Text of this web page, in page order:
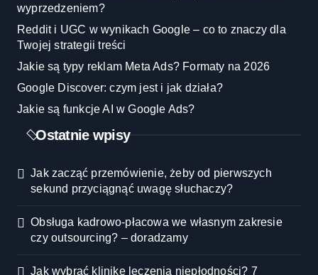
wyprzedzeniem?
Reddit i UGC w wynikach Google – co to znaczy dla
Twojej strategii treści
Jakie są typy reklam Meta Ads? Formaty na 2026
Google Discover: czym jest i jak działa?
Jakie są funkcje AI w Google Ads?
Ostatnie wpisy
Jak zacząć przemówienie, żeby od pierwszych
sekund przyciągnąć uwagę słuchaczy?
Obsługa kadrowo-płacowa we własnym zakresie
czy outsourcing? – doradzamy
Jak wybrać klinikę leczenia niepłodności? 7